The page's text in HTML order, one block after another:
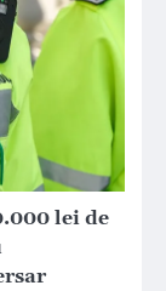
lei de